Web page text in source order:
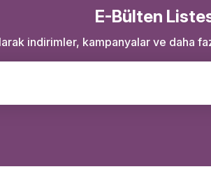
E-Bülten
indirimler, kampanyalar ve daha